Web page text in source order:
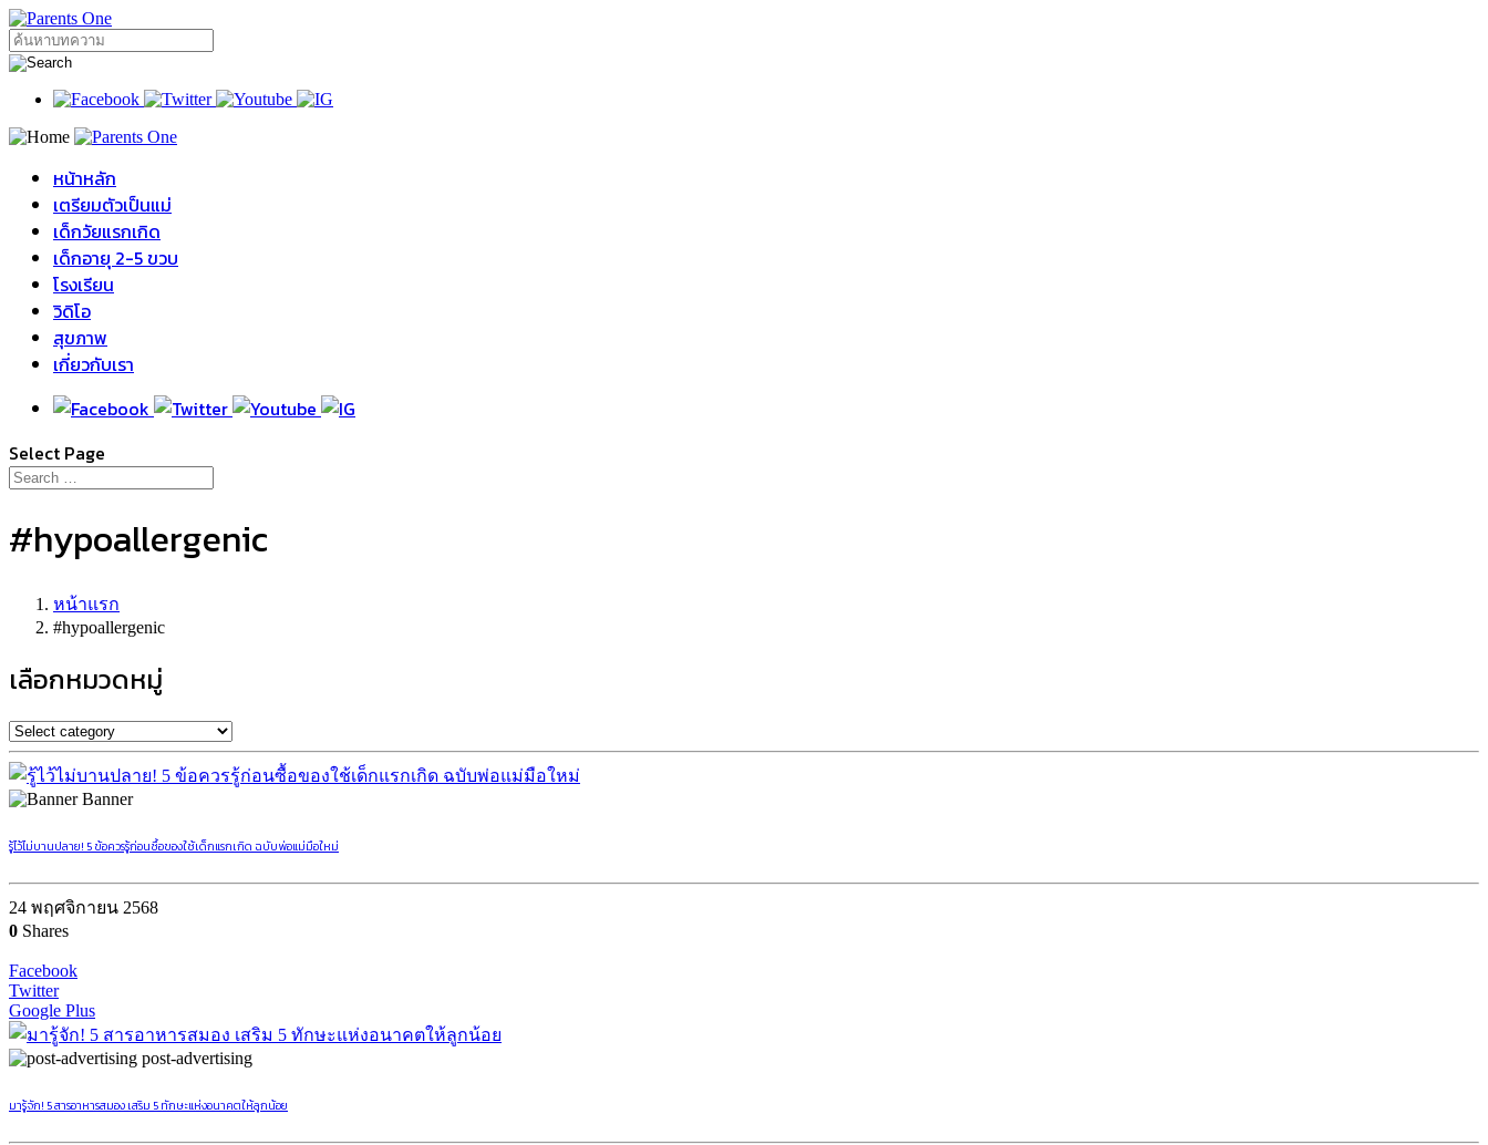
หน้าหลัก
เตรียมตัวเป็นแม่
เด็กวัยแรกเกิด
เด็กอายุ 2-5 ขวบ
โรงเรียน
วิดิโอ
สุขภาพ
เกี่ยวกับเรา
Select Page
#hypoallergenic
หน้าแรก
#hypoallergenic
เลือกหมวดหมู่
Banner
รู้ไว้ไม่บานปลาย! 5 ข้อควรรู้ก่อนซื้อของใช้เด็กแรกเกิด ฉบับพ่อแม่มือใหม่
24 พฤศจิกายน 2568
0 Shares
Facebook
Twitter
Google Plus
post-advertising
มารู้จัก! 5 สารอาหารสมอง เสริม 5 ทักษะแห่งอนาคตให้ลูกน้อย